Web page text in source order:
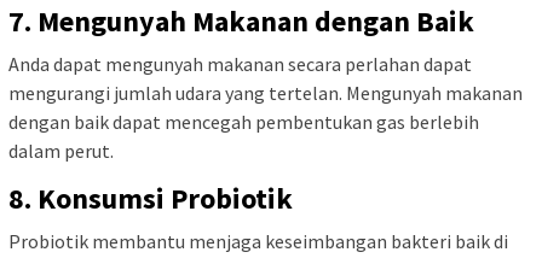
7. Mengunyah Makanan dengan Baik
Anda dapat mengunyah makanan secara perlahan dapat
mengurangi jumlah udara yang tertelan. Mengunyah makanan
dengan baik dapat mencegah pembentukan gas berlebih
dalam perut.
8. Konsumsi Probiotik
Probiotik membantu menjaga keseimbangan bakteri baik di